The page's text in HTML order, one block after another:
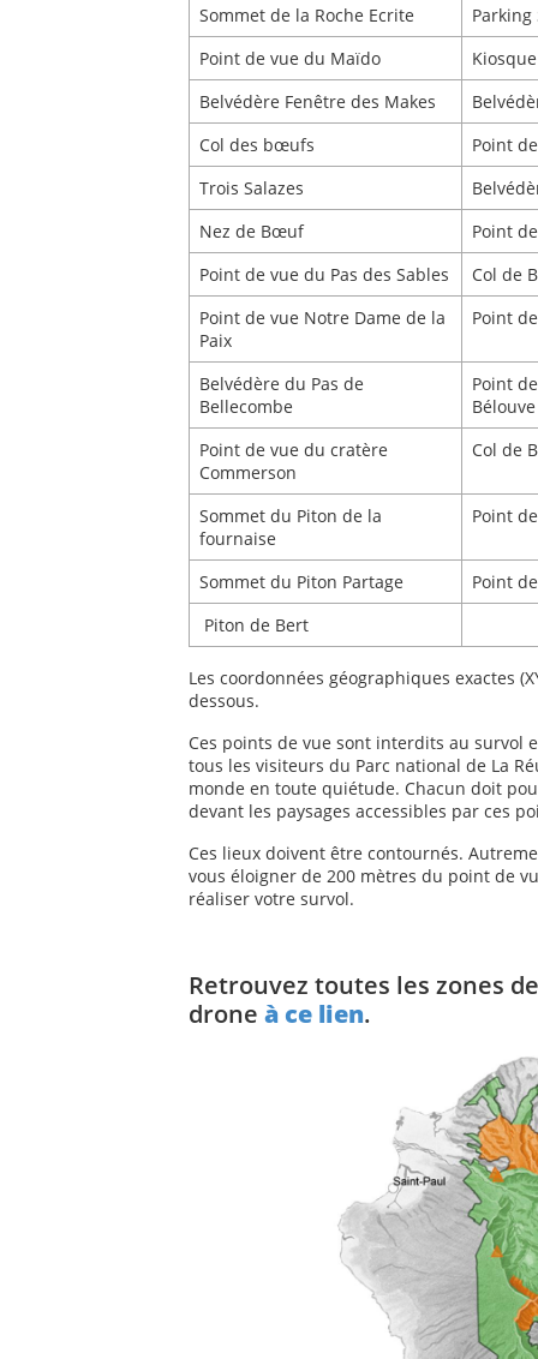
Sommet de la Roche Ecrite
Parking
Point de vue du Maïdo
Belvédère Fenêtre des Makes
Col des bœufs
Point
Trois Salazes
Nez de Bœuf
Point
Point de vue du Pas des Sables
Col de
Point de vue Notre Dame de la
Paix
Point
Belvédère du Pas de
Bellecombe
Point
Bélouve
Point de vue du cratère
Commerson
Col de
Sommet du Piton de la
fournaise
Point
Sommet du Piton Partage
Point
Piton de Bert
Les coordonnées géographiques exactes
dessous.
Ces points de vue sont interdits au survol
tous les visiteurs du Parc national de La
monde en toute quiétude. Chacun doit
devant les paysages accessibles par ces
Ces lieux doivent être contournés.
vous éloigner de 200 mètres du point de
réaliser votre survol.
Retrouvez toutes les zones
drone à ce lien.